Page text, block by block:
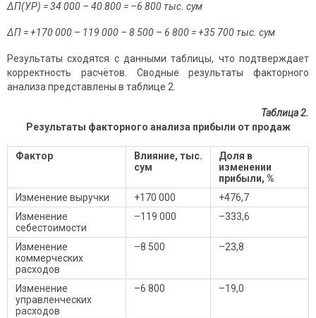
ΔП(УР) = 34 000 – 40 800 = –6 800 тыс. сум
ΔП = +170 000 – 119 000 – 8 500 – 6 800 = +35 700 тыс. сум
Результаты сходятся с данными таблицы, что подтверждает
корректность расчётов. Сводные результаты факторного
анализа представлены в таблице 2.
Таблица 2.
Результаты факторного анализа прибыли от продаж
Фактор
Влияние, тыс.
сум
Доля в
изменении
прибыли, %
Изменение выручки
+170 000
+476,7
Изменение
себестоимости
–119 000 –333,6
Изменение
коммерческих
расходов
–8 500 –23,8
Изменение
управленческих
расходов
–6 800 –19,0